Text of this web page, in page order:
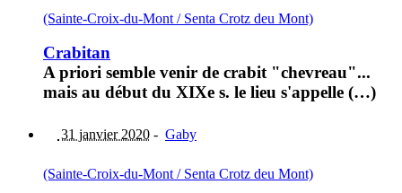
(Sainte-Croix-du-Mont / Senta Crotz deu Mont)
Crabitan
A priori semble venir de crabit "chevreau"...
mais au début du XIXe s. le lieu s'appelle (…)
31 janvier 2020 - Gaby
(Sainte-Croix-du-Mont / Senta Crotz deu Mont)